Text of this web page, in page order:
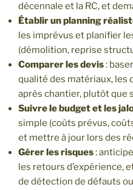
décennale et la RC, et
Établir un planning
les imprévus et planifier
(démolition, reprise
Comparer les devis:
qualité des matériaux, les
après chantier, plutôt que
Suivre le budget et les
simple (coûts prévus,
et mettre à jour lors des
Gérer les risques:
les retours d’expérience,
de détection de défauts